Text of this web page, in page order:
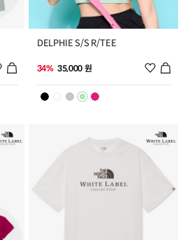
위시리스트 추가
DELPHIE S/S R/TEE
35,000 원
34% 위시